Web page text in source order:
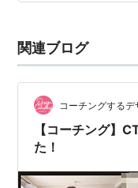
関連ブログ
コーチングする
【コーチング】
た！